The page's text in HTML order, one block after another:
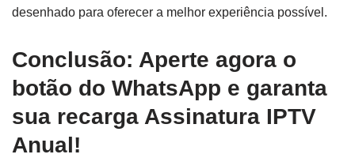
desenhado para oferecer a melhor experiência possível.
Conclusão: Aperte agora o
botão do WhatsApp e garanta
sua recarga Assinatura IPTV
Anual!